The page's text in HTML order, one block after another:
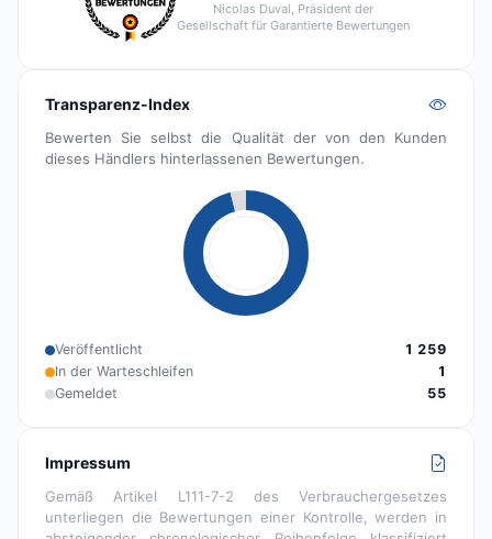
Nicolas Duval, Präsident der
Gesellschaft für Garantierte Bewertungen
Transparenz-Index
Bewerten Sie selbst die Qualität der von den Kunden
dieses Händlers hinterlassenen Bewertungen.
Veröffentlicht
1 259
In der Warteschleifen
1
Gemeldet
55
Impressum
Gemäß Artikel L111-7-2 des Verbrauchergesetzes
unterliegen die Bewertungen einer Kontrolle, werden in